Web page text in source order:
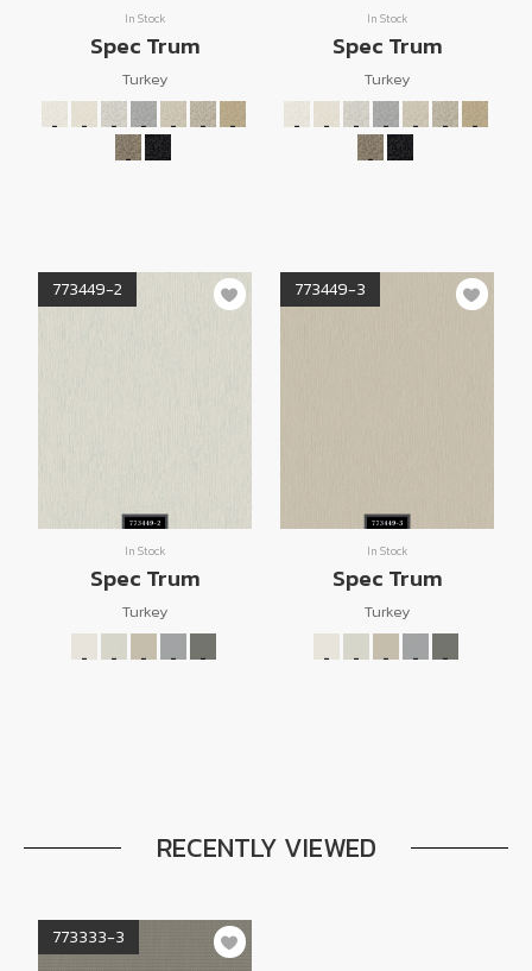
In Stock
Spec Trum
Turkey
In Stock
Spec Trum
Turkey
773449-2
In Stock
Spec Trum
Turkey
773449-3
In Stock
Spec Trum
Turkey
RECENTLY VIEWED
773333-3